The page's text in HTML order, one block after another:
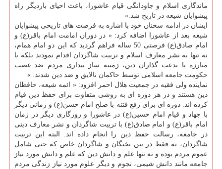
ماندگاری اسلام و جاودانگی قیام عاشورا، باعث احیای باردیگر راه
پیشوایان شیعه در تاریخ شد.»
ایشان در ادامه سخنان خود با اشاره به فرصت های تاریخی پیشوایان
شیعه بعد از عاشورا اضافه كرد: « در دوران امامت امام باقر(ع) و
امام صادق(ع) فرصتی 50 ساله فراهم گردید كه این دو امام همام،
نه تنها به نشر معارف اسلام و تربیت شاگردان اقدام نمودند بلكه با
مبارزه با بدعت گذاران دین، زمینه ساز بیداری مردم ضد غصب
حكومت جامعه اسلامی توسط حاكمان نالایق و ضد دین شدند. »
نماینده ولی فقیه در جمعیت هلال احمر افزود: « ائمه شیعه، حافظان
دین هستند و در هر دوره ای به روشی متفاوت برای حفظ دین قیام
كرده اند. دوره ای برای رفع فتنه با صلح امام حسن(ع) و زمانی دیگر
با جهاد و قیام امام حسین(ع) در عاشورا و روزگاری دیگر در زمان
امام باقر(ع) و امام صادق(ع) با ترییت شاگردان و نشر معارف دینی
در جامعه، رسالت حفظ دین را انجام داده اند. البته این تربیت
شاگردان، نه فقط در بین نخبگان و شاگردان خاص كه حتی شامل
عموم مردم بوده و نه تنها علم و دانش دین كه علم و دانش مورد نیاز
جامعه مانند دانش شیمی، نجوم و دیگر علوم مورد نیاز زندگی مردم